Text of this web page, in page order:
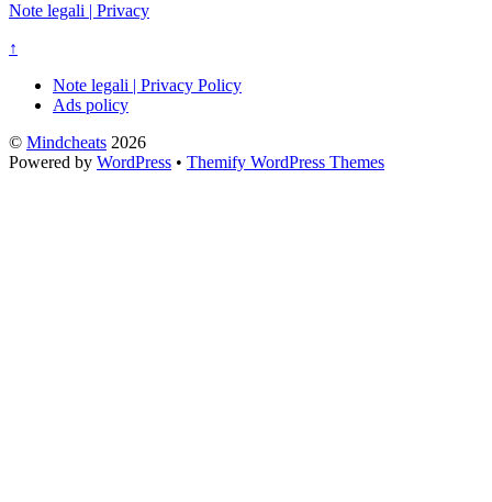
Note legali | Privacy
↑
Note legali | Privacy Policy
Ads policy
© Mindcheats 2026
Powered by WordPress • Themify WordPress Themes